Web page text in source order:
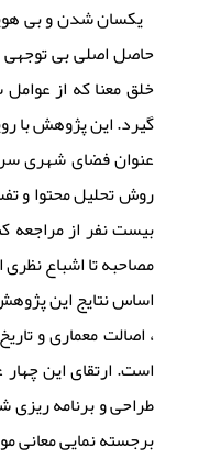
یکسان شدن و بی
حاصل اصلی بی توجهی
خلق معنا که از
گیرد. این پژوهش با
عنوان فضای شهری
روش تحلیل محتوا و
بیست نفر از مراجعه
مصاحبه تا اشباع
اساس نتایج این
، اصالت معماری و
است. ارتقای این
طراحی و برنامه ریزی
برجسته نمایی معانی